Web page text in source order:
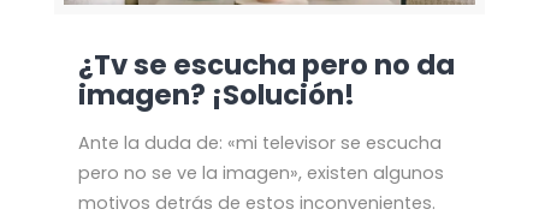
¿Tv se escucha pero no da
imagen? ¡Solución!
Ante la duda de: «mi televisor se escucha
pero no se ve la imagen», existen algunos
motivos detrás de estos inconvenientes.